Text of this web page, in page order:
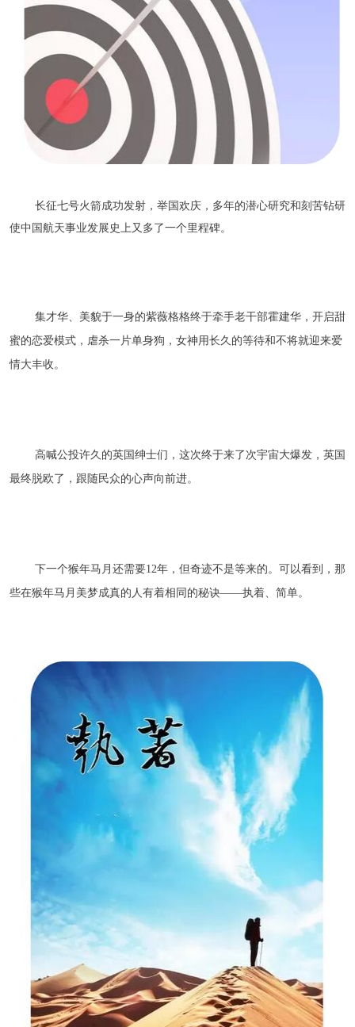
长征七号火箭成功发射，举国欢庆，多年的潜心研究和刻苦钻研
使中国航天事业发展史上又多了一个里程碑。
集才华、美貌于一身的紫薇格格终于牵手老干部霍建华，开启甜
蜜的恋爱模式，虐杀一片单身狗，女神用长久的等待和不将就迎来爱
情大丰收。
高喊公投许久的英国绅士们，这次终于来了次宇宙大爆发，英国
最终脱欧了，跟随民众的心声向前进。
下一个猴年马月还需要12年，但奇迹不是等来的。可以看到，那
些在猴年马月美梦成真的人有着相同的秘诀——执着、简单。